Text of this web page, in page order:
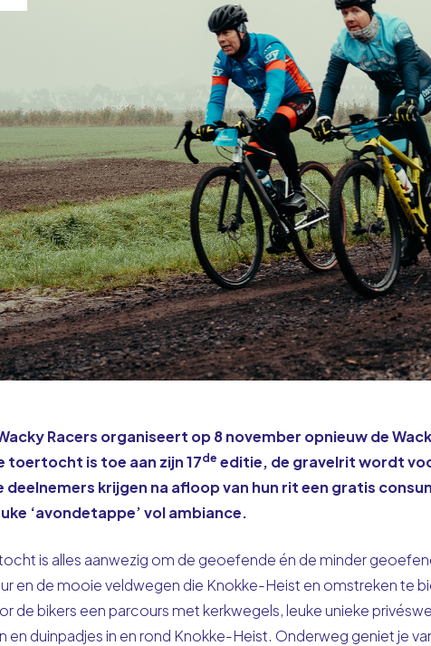
Racers organiseert op 8 november opnieuw de
toertocht is toe aan zijn 17de editie, de gravelrit wordt
deelnemers krijgen na afloop van hun rit een gratis
‘avondetappe’ vol ambiance.
is alles aanwezig om de geoefende én de minder
en de mooie veldwegen die Knokke-Heist en omstreken te
de bikers een parcours met kerkwegels, leuke unieke
en duinpadjes in en rond Knokke-Heist. Onderweg geniet je